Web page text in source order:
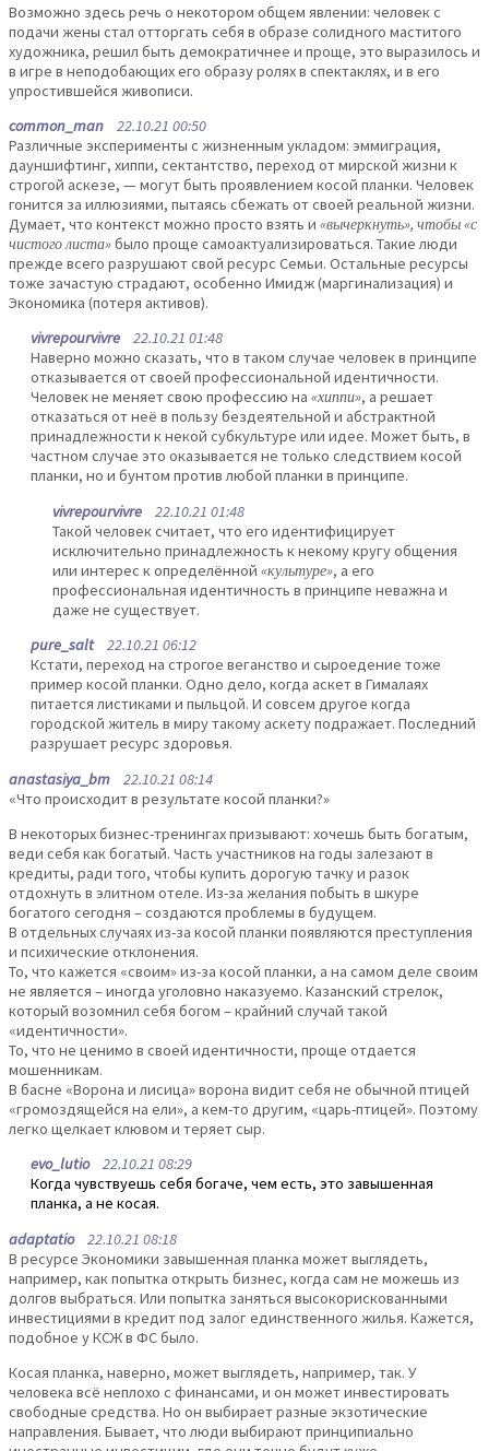
Возможно здесь речь о некотором общем явлении: человек с
подачи жены стал отторгать себя в образе солидного маститого
художника, решил быть демократичнее и проще, это выразилось и
в игре в неподобающих его образу ролях в спектаклях, и в его
упростившейся живописи.
common_man 22.10.21 00:50
Различные эксперименты с жизненным укладом: эммиграция,
дауншифтинг, хиппи, сектантство, переход от мирской жизни к
строгой аскезе, — могут быть проявлением косой планки. Человек
гонится за иллюзиями, пытаясь сбежать от своей реальной жизни.
Думает, что контекст можно просто взять и «вычеркнуть», чтобы «с
чистого листа»было проще самоактуализироваться. Такие люди
прежде всего разрушают свой ресурс Семьи. Остальные ресурсы
тоже зачастую страдают, особенно Имидж (маргинализация) и
Экономика (потеря активов).
vivrepourvivre 22.10.21 01:48
Наверно можно сказать, что в таком случае человек в принципе
отказывается от своей профессиональной идентичности.
Человек не меняет свою профессию на «хиппи», а решает
отказаться от неё в пользу бездеятельной и абстрактной
принадлежности к некой субкультуре или идее. Может быть, в
частном случае это оказывается не только следствием косой
планки, но и бунтом против любой планки в принципе.
vivrepourvivre 22.10.21 01:48
Такой человек считает, что его идентифицирует
исключительно принадлежность к некому кругу общения
или интерес к определённой «культуре», а его
профессиональная идентичность в принципе неважна и
даже не существует.
pure_salt22.10.21 06:12
Кстати, переход на строгое веганство и сыроедение тоже
пример косой планки. Одно дело, когда аскет в Гималаях
питается листиками и пыльцой. И совсем другое когда
городской житель в миру такому аскету подражает. Последний
разрушает ресурс здоровья.
anastasiya_bm 22.10.21 08:14
«Что происходит в результате косой планки?»
В некоторых бизнес-тренингах призывают: хочешь быть богатым,
веди себя как богатый. Часть участников на годы залезают в
кредиты, ради того, чтобы купить дорогую тачку и разок
отдохнуть в элитном отеле. Из-за желания побыть в шкуре
богатого сегодня – создаются проблемы в будущем.
В отдельных случаях из-за косой планки появляются преступления
и психические отклонения.
То, что кажется «своим» из-за косой планки, а на самом деле своим
не является – иногда уголовно наказуемо. Казанский стрелок,
который возомнил себя богом – крайний случай такой
«идентичности».
То, что не ценимо в своей идентичности, проще отдается
мошенникам.
В басне «Ворона и лисица» ворона видит себя не обычной птицей
«громоздящейся на ели», а кем-то другим, «царь-птицей». Поэтому
легко щелкает клювом и теряет сыр.
evo_lutio22.10.21 08:29
Когда чувствуешь себя богаче, чем есть, это завышенная
планка, а не косая.
adaptatio22.10.21 08:18
В ресурсе Экономики завышенная планка может выглядеть,
например, как попытка открыть бизнес, когда сам не можешь из
долгов выбраться. Или попытка заняться высокорискованными
инвестициями в кредит под залог единственного жилья. Кажется,
подобное у КСЖ в ФС было.
Косая планка, наверно, может выглядеть, например, так. У
человека всё неплохо с финансами, и он может инвестировать
свободные средства. Но он выбирает разные экзотические
направления. Бывает, что люди выбирают принципиально